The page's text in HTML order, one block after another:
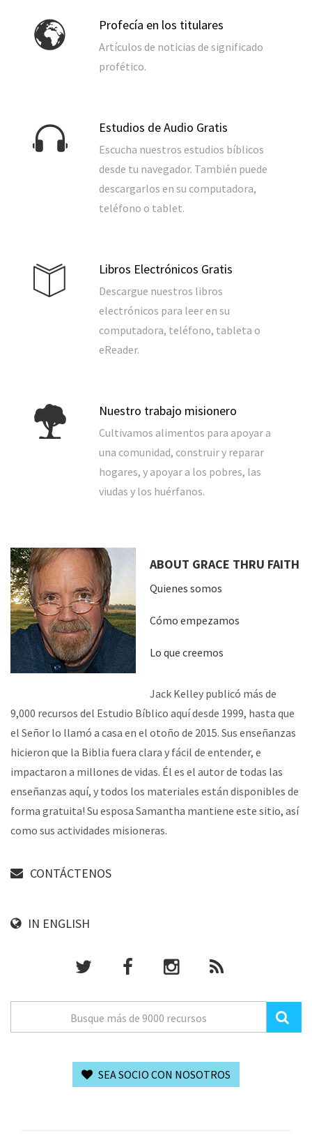
Profecía en los titulares
Artículos de noticias de significado
profético.
Estudios de Audio Gratis
Escucha nuestros estudios bíblicos
desde tu navegador. También puede
descargarlos en su computadora,
teléfono o tablet.
Libros Electrónicos Gratis
Descargue nuestros libros
electrónicos para leer en su
computadora, teléfono, tableta o
eReader.
Nuestro trabajo misionero
Cultivamos alimentos para apoyar a
una comunidad, construir y reparar
hogares, y apoyar a los pobres, las
viudas y los huérfanos.
ABOUT GRACE THRU FAITH
Quienes somos
Cómo empezamos
Lo que creemos
Jack Kelley publicó más de
9,000 recursos del Estudio Bíblico aquí desde 1999, hasta que
el Señor lo llamó a casa en el otoño de 2015. Sus enseñanzas
hicieron que la Biblia fuera clara y fácil de entender, e
impactaron a millones de vidas. Él es el autor de todas las
enseñanzas aquí, y todos los materiales están disponibles de
forma gratuita! Su esposa Samantha mantiene este sitio, así
como sus actividades misioneras.
CONTÁCTENOS
IN ENGLISH
SEA SOCIO CON NOSOTROS